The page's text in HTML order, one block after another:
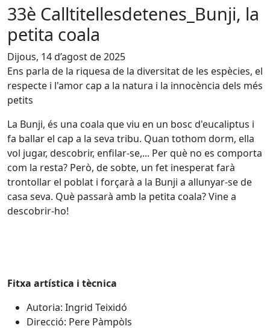
33è Calltitellesdetenes_Bunji, la
petita coala
Dijous, 14 d’agost de 2025
Ens parla de la riquesa de la diversitat de les espècies, el
respecte i l'amor cap a la natura i la innocència dels més
petits
La Bunji, és una coala que viu en un bosc d'eucaliptus i
fa ballar el cap a la seva tribu. Quan tothom dorm, ella
vol jugar, descobrir, enfilar-se,... Per què no es comporta
com la resta? Però, de sobte, un fet inesperat farà
trontollar el poblat i forçarà a la Bunji a allunyar-se de
casa seva. Què passarà amb la petita coala? Vine a
descobrir-ho!
Fitxa artística i tècnica
Autoria: Ingrid Teixidó
Direcció: Pere Pàmpòls